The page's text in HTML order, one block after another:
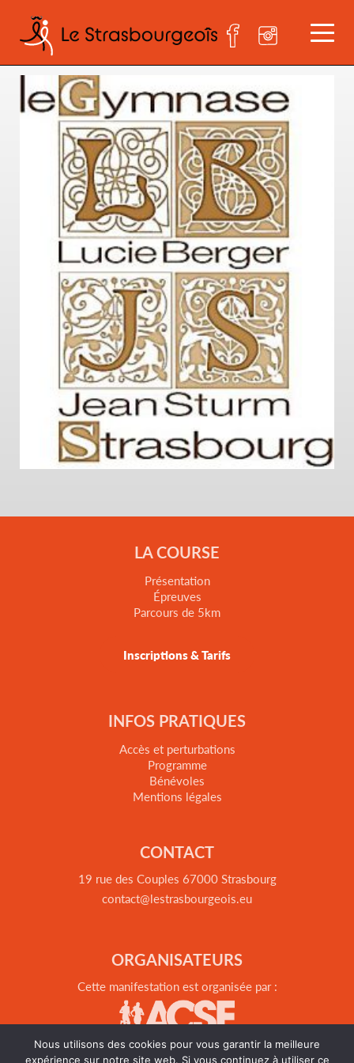
image001
LA COURSE
Présentation
Épreuves
Parcours de 5km
Inscriptions & Tarifs
INFOS PRATIQUES
Accès et perturbations
Programme
Bénévoles
Mentions légales
CONTACT
19 rue des Couples 67000 Strasbourg
contact@lestrasbourgeois.eu
ORGANISATEURS
Cette manifestation est organisée par :
Nous utilisons des cookies pour vous garantir la meilleure
expérience sur notre site web. Si vous continuez à utiliser ce